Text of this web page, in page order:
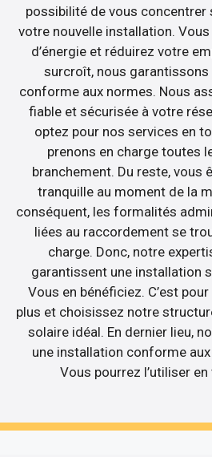
possibilité de vous concentrer
votre nouvelle installation.
d’énergie et réduirez votre
surcroît, nous
conforme aux normes. Nous
fiable et sécurisée à votre
optez pour nos services en
prenons en charge toutes
branchement. Du reste, vous
tranquille au moment de la
conséquent, les formalités
liées au raccordement se
charge. Donc, notre
garantissent une installation
Vous en bénéficiez. C’est
plus et choisissez notre
solaire idéal. En dernier lieu,
une installation conforme
Vous pourrez l’utiliser